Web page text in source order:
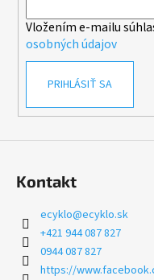
Vložením e-mailu
osobných údajov
PRIHLÁSIŤ SA
Kontakt
ecyklo@ecyklo.sk
+421 944 087 827
0944 087 827
https://